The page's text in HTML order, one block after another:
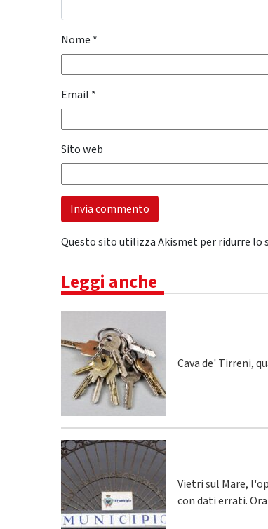
Nome *
Email *
Sito web
Questo sito utilizza Akismet per ridurre lo
Leggi anche
Cava de' Tirreni,
Vietri sul Mare,
con dati errati.